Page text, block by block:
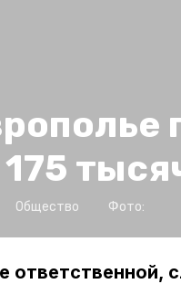
Общество Фото:
ответственной,